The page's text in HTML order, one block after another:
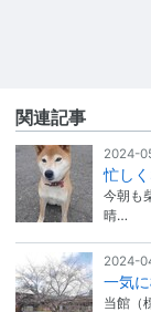
関連記事
2024-
忙し
今朝も
晴…
2024-
一気
当館（